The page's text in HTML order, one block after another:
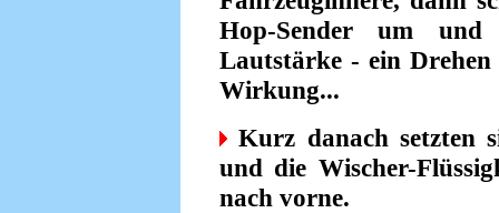
Hop-Sender um
Lautstärke - ein
Wirkung...
Kurz danach setzten
und die Wischer-
nach vorne.